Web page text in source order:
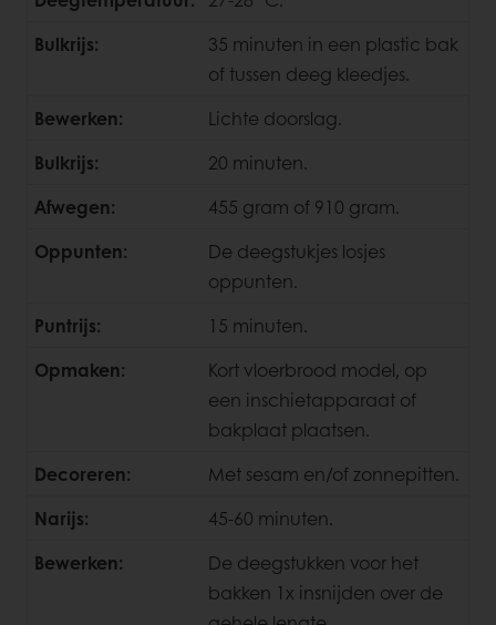
Bulkrijs:
35 minuten in een plastic bak
of tussen deeg kleedjes.
Bewerken:
Lichte doorslag.
Bulkrijs:
20 minuten.
Afwegen:
455 gram of 910 gram.
Oppunten:
De deegstukjes losjes
oppunten.
Puntrijs:
15 minuten.
Opmaken:
Kort vloerbrood model, op
een inschietapparaat of
bakplaat plaatsen.
Decoreren:
Met sesam en/of zonnepitten.
Narijs:
45-60 minuten.
Bewerken:
De deegstukken voor het
bakken 1x insnijden over de